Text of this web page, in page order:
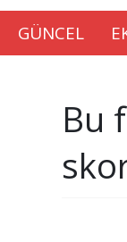
GÜNCEL
Bu